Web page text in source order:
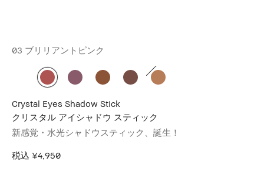
03 ブリリアントピンク
Crystal Eyes Shadow Stick
クリスタル アイシャドウ スティック
新感覚・水光シャドウスティック、誕生！
税込 ¥4,950